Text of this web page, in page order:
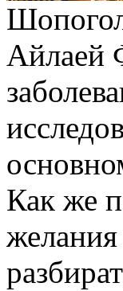
Айлаей
Как же
желания